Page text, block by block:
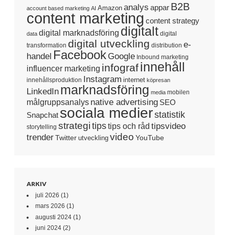
account based marketing AI Amazon analys appar B2B
content marketing content strategy
data digital marknadsföring digitalt digital
transformation digital utveckling distribution e-
handel Facebook Google Inbound marketing
influencer marketing infografinnehåll
innehållsproduktion Instagram internet köpresan
LinkedIn marknadsföring media mobilen
målgruppsanalys native advertising SEO
Snapchat sociala medierstatistik
storytelling strategi tipstips och råd tipsvideo
trenderTwitter utveckling video YouTube
ARKIV
juli 2026 (1)
mars 2026 (1)
augusti 2024 (1)
juni 2024 (2)